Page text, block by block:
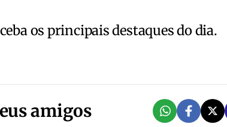
os principais destaques do dia.
amigos